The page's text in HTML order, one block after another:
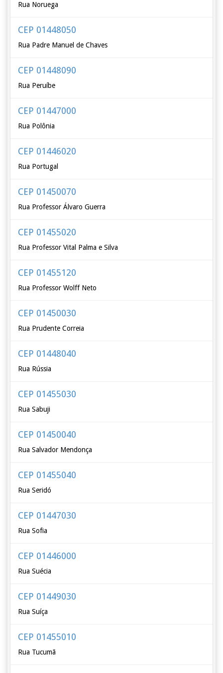
Rua Noruega
CEP 01448050
Rua Padre Manuel de Chaves
CEP 01448090
Rua Peruíbe
CEP 01447000
Rua Polônia
CEP 01446020
Rua Portugal
CEP 01450070
Rua Professor Álvaro Guerra
CEP 01455020
Rua Professor Vital Palma e Silva
CEP 01455120
Rua Professor Wolff Neto
CEP 01450030
Rua Prudente Correia
CEP 01448040
Rua Rússia
CEP 01455030
Rua Sabuji
CEP 01450040
Rua Salvador Mendonça
CEP 01455040
Rua Seridó
CEP 01447030
Rua Sofia
CEP 01446000
Rua Suécia
CEP 01449030
Rua Suíça
CEP 01455010
Rua Tucumã